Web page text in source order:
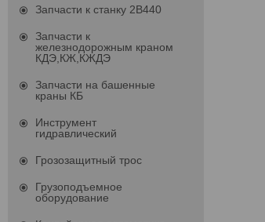
Запчасти к станку 2В440
Запчасти к
железнодорожным краном
КДЭ,КЖ,КЖДЭ
Запчасти на башенные
краны КБ
Инструмент
гидравлический
Грозозащитный трос
Грузоподъемное
оборудование